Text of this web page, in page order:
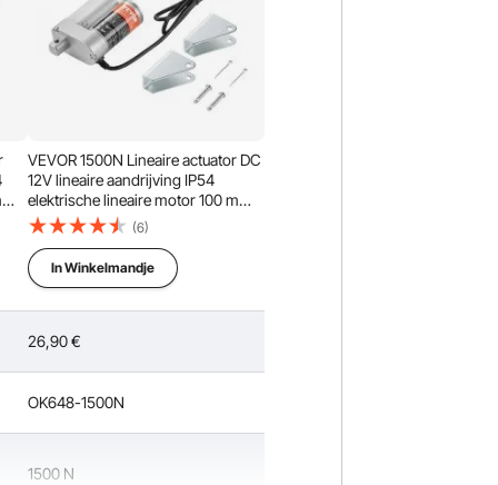
VEVOR 1500N Lineaire actuator DC
12V lineaire aandrijving IP54
elektrische lineaire motor 100 mm
slag Geluidsniveau ≤ 60 dB
Elektrische deuropener 5 mm/s
Reissnelheid Lineaire technologie
Aanpassingsaandrijving
(6)
In Winkelmandje
26,90€
OK648-1500N
1500 N